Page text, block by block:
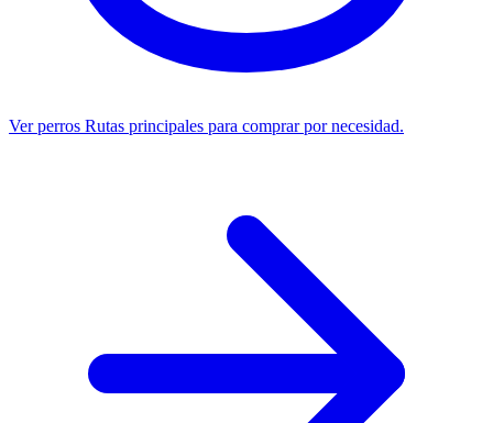
Ver perros Rutas principales para comprar por necesidad.